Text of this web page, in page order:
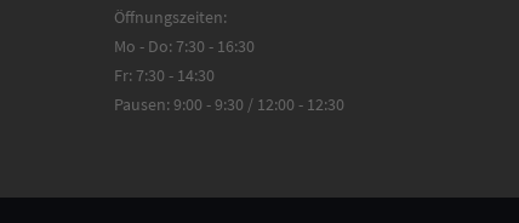
Öffnungszeiten:
Mo - Do: 7:30 - 16:30
Fr: 7:30 - 14:30
Pausen: 9:00 - 9:30 / 12:00 - 12:30